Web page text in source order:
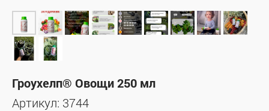
Гроухелп® Овощи 250 мл
Артикул: 3744